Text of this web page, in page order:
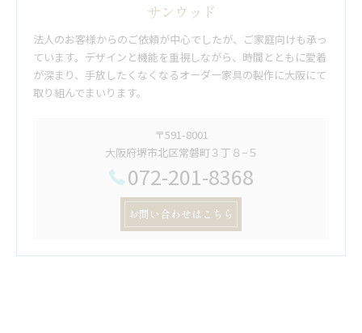
サンウッド
法人のお客様からのご依頼が中心でしたが、ご家庭向けも承っ
ています。デザインと機能を重視しながら、時間とともに愛着
が深まり、手放したくなくなるオーダー家具の製作に大阪にて
取り組んでまいります。
〒591-8001
大阪府堺市北区常磐町３丁８−５
072-201-8368
お問い合わせはこちら